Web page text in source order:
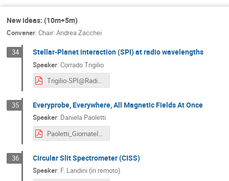
New ideas: (10m+5m)
Convener: Chair: Andrea Zacchei
34 Stellar-Planet interaction (SPI) at radio wavelengths
Speaker:Corrado Trigilio
Trigilio-SPI@Radio.pdf
35 Everyprobe, Everywhere, All Magnetic Fields At Once
Speaker: Daniela Paoletti
Paoletti_GiornateINAF_0405_NewIdeas_EveryProbe.pdf
36 Circular Slit Spectrometer (CISS)
Speaker: F. Landini (in remoto)